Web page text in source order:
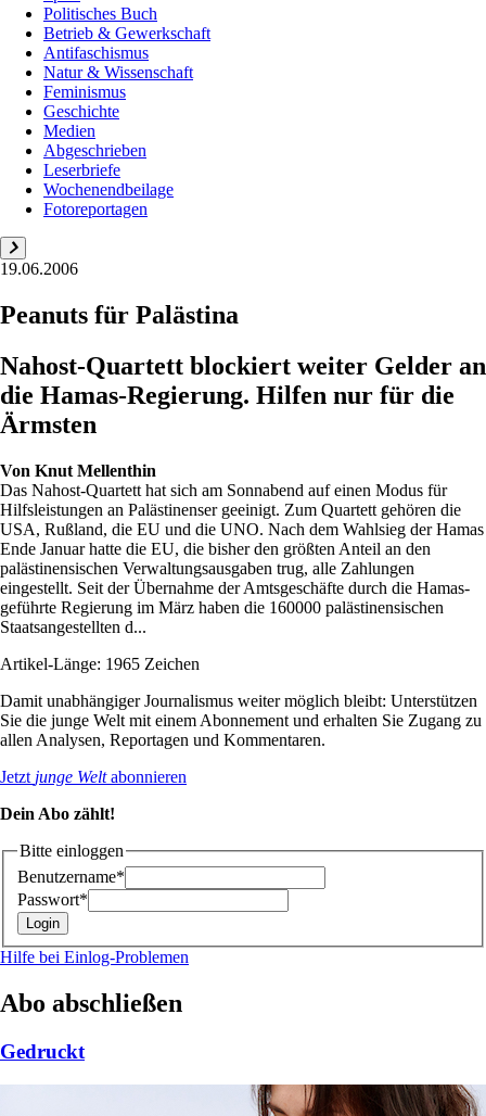
Politisches Buch
Betrieb & Gewerkschaft
Antifaschismus
Natur & Wissenschaft
Feminismus
Geschichte
Medien
Abgeschrieben
Leserbriefe
Wochenendbeilage
Fotoreportagen
19.06.2006
Peanuts für Palästina
Nahost-Quartett blockiert weiter Gelder an
die Hamas-Regierung. Hilfen nur für die
Ärmsten
Von Knut Mellenthin
Das Nahost-Quartett hat sich am Sonnabend auf einen Modus für
Hilfsleistungen an Palästinenser geeinigt. Zum Quartett gehören die
USA, Rußland, die EU und die UNO. Nach dem Wahlsieg der Hamas
Ende Januar hatte die EU, die bisher den größten Anteil an den
palästinensischen Verwaltungsausgaben trug, alle Zahlungen
eingestellt. Seit der Übernahme der Amtsgeschäfte durch die Hamas-
geführte Regierung im März haben die 160000 palästinensischen
Staatsangestellten d...
Artikel-Länge: 1965 Zeichen
Damit unabhängiger Journalismus weiter möglich bleibt: Unterstützen
Sie die junge Welt mit einem Abonnement und erhalten Sie Zugang zu
allen Analysen, Reportagen und Kommentaren.
Jetzt junge Weltabonnieren
Dein Abo zählt!
Bitte einloggen
Benutzername*
Passwort*
Hilfe bei Einlog-Problemen
Abo abschließen
Gedruckt